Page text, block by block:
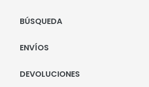
BÚSQUEDA
ENVÍOS
DEVOLUCIONES